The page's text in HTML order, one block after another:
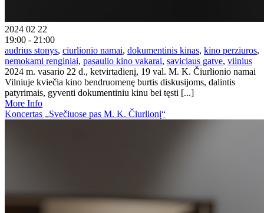
2024 02 22
19:00 - 21:00
audrius stonys, ciurlionio namai, dokumentinis kinas, kino perziuros,
nemokami renginiai, pasaulio kino vakarai, saviciaus gatve, vilnius
2024 m. vasario 22 d., ketvirtadienį, 19 val. M. K. Čiurlionio namai
Vilniuje kviečia kino bendruomenę burtis diskusijoms, dalintis
patyrimais, gyventi dokumentiniu kinu bei tęsti [...]
More Info
Koncertas „Svečiuose pas M. K. Čiurlionį“